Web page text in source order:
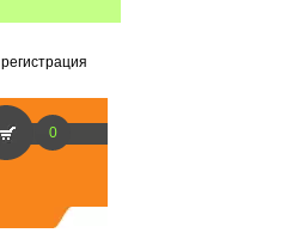
регистрация
0